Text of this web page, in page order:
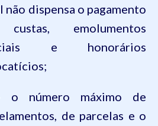
não dispensa o pagamento
emolumentos
e honorários
número máximo de
de parcelas e o